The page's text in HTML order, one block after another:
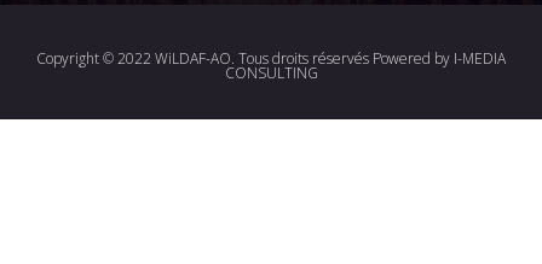
Copyright © 2022 WiLDAF-AO. Tous droits réservés Powered by I-MEDIA
CONSULTING